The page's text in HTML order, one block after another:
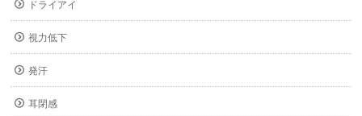
ドライアイ
視力低下
発汗
耳閉感